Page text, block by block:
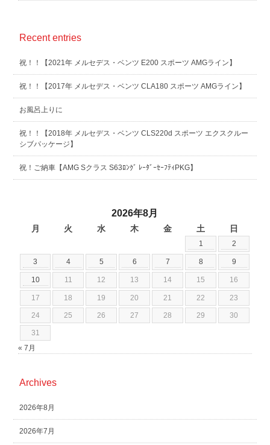
Recent entries
祝！！【2021年 メルセデス・ベンツ E200 スポーツ AMGライン】
祝！！【2017年 メルセデス・ベンツ CLA180 スポーツ AMGライン】
お風呂上りに
祝！！【2018年 メルセデス・ベンツ CLS220d スポーツ エクスクルー
シブパッケージ】
祝！ご納車【AMG Sクラス S63ﾛﾝｸﾞ ﾚｰﾀﾞｰｾｰﾌﾃｨPKG】
2026年8月
月 火 水 木 金 土 日
1 2
3 4 5 6 7 8 9
10 11 12 13 14 15 16
17 18 19 20 21 22 23
24 25 26 27 28 29 30
31
« 7月
Archives
2026年8月
2026年7月